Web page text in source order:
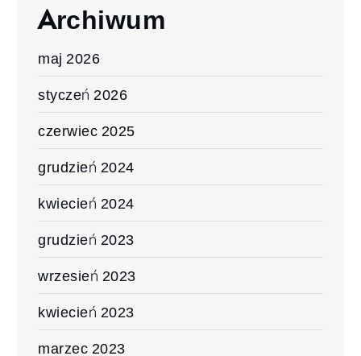
Archiwum
maj 2026
styczeń 2026
czerwiec 2025
grudzień 2024
kwiecień 2024
grudzień 2023
wrzesień 2023
kwiecień 2023
marzec 2023